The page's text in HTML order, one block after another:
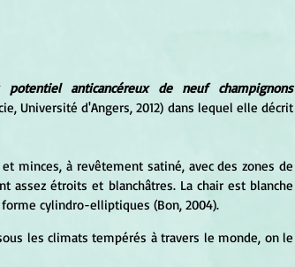
anticancéreux de neuf champignons
Université d'Angers, 2012) dans lequel elle décrit
minces, à revêtement satiné, avec des zones de
assez étroits et blanchâtres. La chair est blanche
cylindro-elliptiques (Bon, 2004).
les climats tempérés à travers le monde, on le